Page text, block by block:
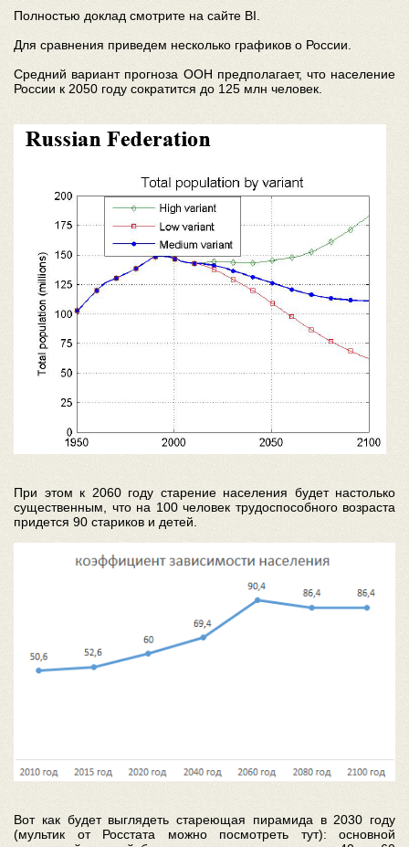
Полностью доклад смотрите на сайте BI.
Для сравнения приведем несколько графиков о России.
Средний вариант прогноза ООН предполагает, что население
России к 2050 году сократится до 125 млн человек.
При этом к 2060 году старение населения будет настолько
существенным, что на 100 человек трудоспособного возраста
придется 90 стариков и детей.
Вот как будет выглядеть стареющая пирамида в 2030 году
(мультик от Росстата можно посмотреть тут): основной